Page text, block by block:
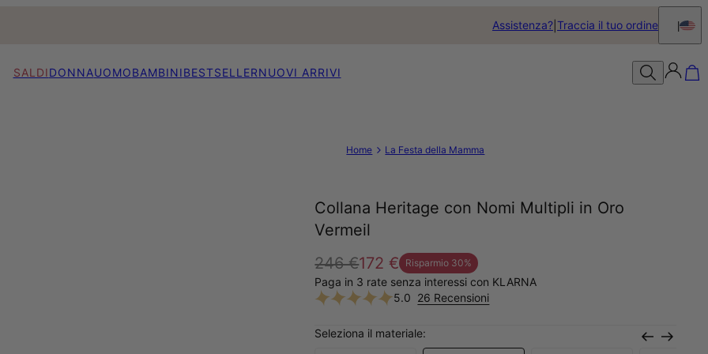
Assistenza? Traccia il tuo ordine
SALDIDONNAUOMOBAMBINIBESTSELLERNUOVI ARRIVI
Home La Festa della Mamma
Collana Heritage con Nomi Multipli in Oro
Vermeil
246 €172 € Risparmio 30%
Paga in 3 rate senza interessi con KLARNA
5.0 26 Recensioni
Seleziona il materiale: